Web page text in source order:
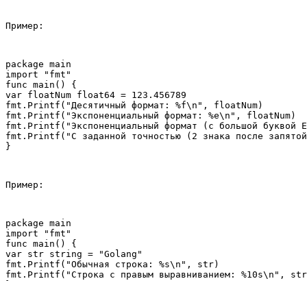
Пример:
package main
import "fmt"
func main() {
var floatNum float64 = 123.456789
fmt.Printf("Десятичный формат: %f\n", floatNum)
fmt.Printf("Экспоненциальный формат: %e\n", floatNum)
fmt.Printf("Экспоненциальный формат (с большой
fmt.Printf("С заданной точностью (2 знака после
Пример:
package main
import "fmt"
func main() {
var str string = "Golang"
fmt.Printf("Обычная строка: %s\n", str)
fmt.Printf("Строка с правым выравниванием: %10s\n",